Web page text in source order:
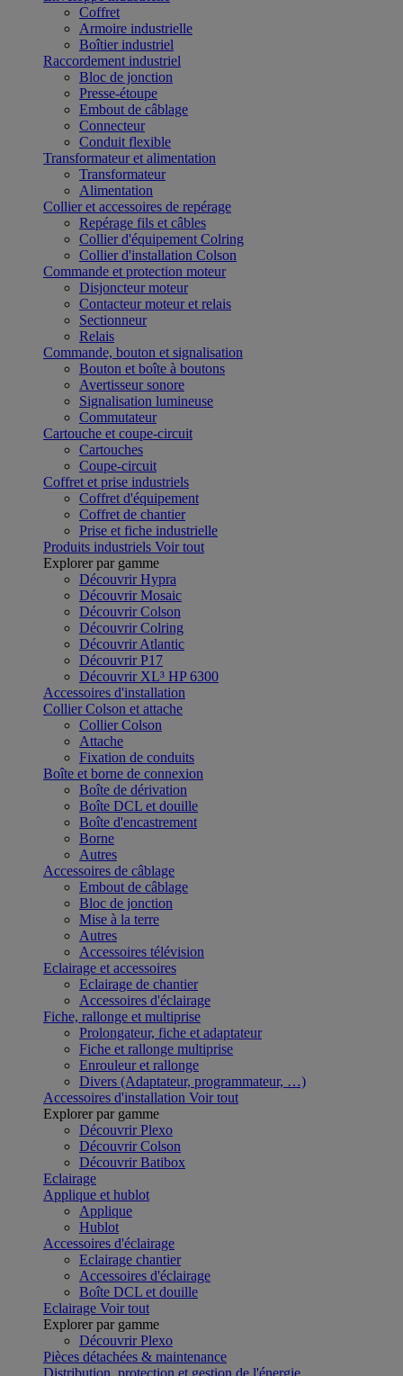
Coffret
Armoire industrielle
Boîtier industriel
Raccordement industriel
Bloc de jonction
Presse-étoupe
Embout de câblage
Connecteur
Conduit flexible
Transformateur et alimentation
Transformateur
Alimentation
Collier et accessoires de repérage
Repérage fils et câbles
Collier d'équipement Colring
Collier d'installation Colson
Commande et protection moteur
Disjoncteur moteur
Contacteur moteur et relais
Sectionneur
Relais
Commande, bouton et signalisation
Bouton et boîte à boutons
Avertisseur sonore
Signalisation lumineuse
Commutateur
Cartouche et coupe-circuit
Cartouches
Coupe-circuit
Coffret et prise industriels
Coffret d'équipement
Coffret de chantier
Prise et fiche industrielle
Produits industriels Voir tout
Explorer par gamme
Découvrir Hypra
Découvrir Mosaic
Découvrir Colson
Découvrir Colring
Découvrir Atlantic
Découvrir P17
Découvrir XL³ HP 6300
Accessoires d'installation
Collier Colson et attache
Collier Colson
Attache
Fixation de conduits
Boîte et borne de connexion
Boîte de dérivation
Boîte DCL et douille
Boîte d'encastrement
Borne
Autres
Accessoires de câblage
Embout de câblage
Bloc de jonction
Mise à la terre
Autres
Accessoires télévision
Eclairage et accessoires
Eclairage de chantier
Accessoires d'éclairage
Fiche, rallonge et multiprise
Prolongateur, fiche et adaptateur
Fiche et rallonge multiprise
Enrouleur et rallonge
Divers (Adaptateur, programmateur, …)
Accessoires d'installation Voir tout
Explorer par gamme
Découvrir Plexo
Découvrir Colson
Découvrir Batibox
Eclairage
Applique et hublot
Applique
Hublot
Accessoires d'éclairage
Eclairage chantier
Accessoires d'éclairage
Boîte DCL et douille
Eclairage Voir tout
Explorer par gamme
Découvrir Plexo
Pièces détachées & maintenance
Distribution, protection et gestion de l'énergie